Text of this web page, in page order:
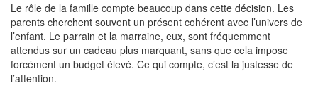
Le rôle de la famille compte beaucoup dans cette décision. Les
parents cherchent souvent un présent cohérent avec l’univers de
l’enfant. Le parrain et la marraine, eux, sont fréquemment
attendus sur un cadeau plus marquant, sans que cela impose
forcément un budget élevé. Ce qui compte, c’est la justesse de
l’attention.